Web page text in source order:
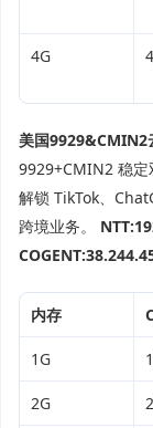
4G
美国9929&CMIN2
9929+CMIN2 稳定
解锁 TikTok、
跨境业务。
内存
1G
2G